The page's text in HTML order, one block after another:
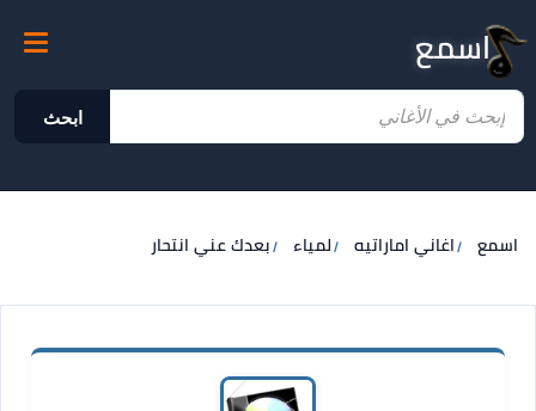
اسمع
ابحث
اسمع اغاني اماراتيه لمياء بعدك عني انتحار